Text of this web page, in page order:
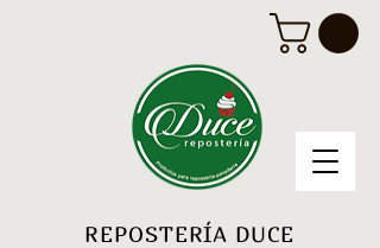
REPOSTERÍA DUCE